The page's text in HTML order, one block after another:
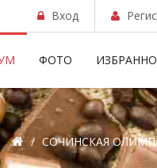
Вход
ФОТО
/ СОЧИНСКАЯ